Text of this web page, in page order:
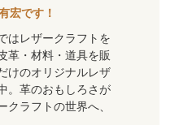
宏です！
はレザークラフトを
革・材料・道具を販
けのオリジナルレザ
。革のおもしろさが
クラフトの世界へ、